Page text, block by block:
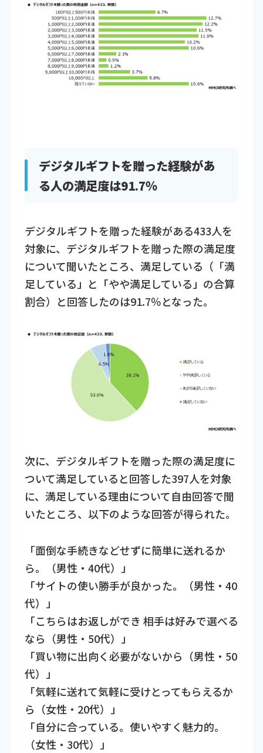
デジタルギフトを贈った経験があ
る人の満足度は91.7％
デジタルギフトを贈った経験がある433人を
対象に、デジタルギフトを贈った際の満足度
について聞いたところ、満足している（「満
足している」と「やや満足している」の合算
割合）と回答したのは91.7％となった。
次に、デジタルギフトを贈った際の満足度に
ついて満足していると回答した397人を対象
に、満足している理由について自由回答で聞
いたところ、以下のような回答が得られた。
「面倒な手続きなどせずに簡単に送れるか
ら。（男性・40代）」
「サイトの使い勝手が良かった。（男性・40
代）」
「こちらはお返しができ 相手は好みで選べる
なら（男性・50代）」
「買い物に出向く必要がないから（男性・50
代）」
「気軽に送れて気軽に受けとってもらえるか
ら（女性・20代）」
「自分に合っている。使いやすく魅力的。
（女性・30代）」